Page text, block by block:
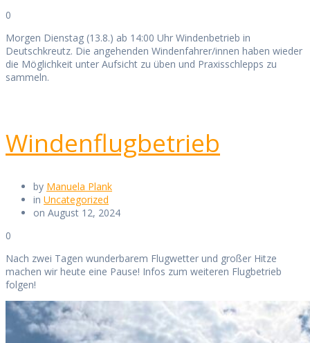
0
Morgen Dienstag (13.8.) ab 14:00 Uhr Windenbetrieb in
Deutschkreutz. Die angehenden Windenfahrer/innen haben wieder
die Möglichkeit unter Aufsicht zu üben und Praxisschlepps zu
sammeln.
Windenflugbetrieb
by Manuela Plank
in Uncategorized
on August 12, 2024
0
Nach zwei Tagen wunderbarem Flugwetter und großer Hitze
machen wir heute eine Pause! Infos zum weiteren Flugbetrieb
folgen!